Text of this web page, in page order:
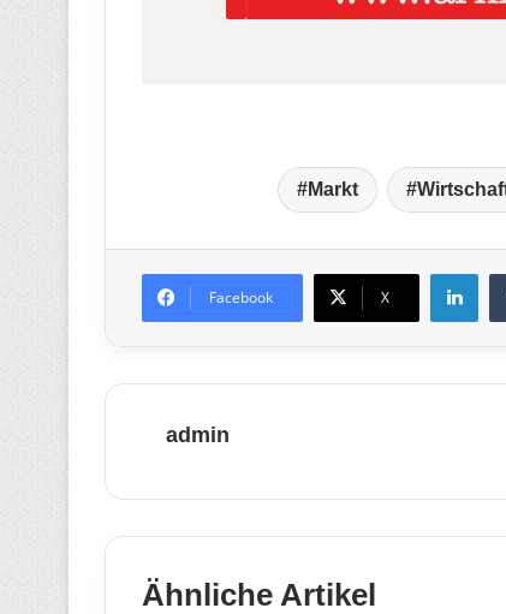
Markt
Facebook X
LinkedIn
admin
Ähnliche Artikel